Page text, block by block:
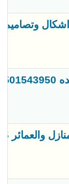
0552866237
0560973065